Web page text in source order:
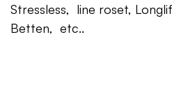
Stressless, line roset,
Betten, etc..